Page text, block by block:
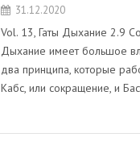
31.12.2020
Vol. 13, Гаты Дыхание 2.9
Дыхание имеет большое
два принципа, которые
Кабс, или сокращение, и